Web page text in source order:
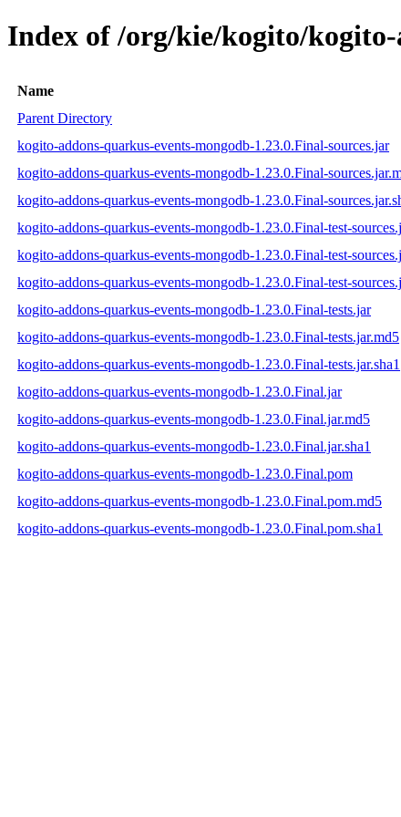
Index of /org/kie/kogito/
Name
Parent Directory
kogito-addons-quarkus-events-mongodb-1.23.0.Final-sources.jar
kogito-addons-quarkus-events-mongodb-1.23.0.Final-
kogito-addons-quarkus-events-mongodb-1.23.0.Final-
kogito-addons-quarkus-events-mongodb-1.23.0.Final-test-
kogito-addons-quarkus-events-mongodb-1.23.0.Final-test-
kogito-addons-quarkus-events-mongodb-1.23.0.Final-test-
kogito-addons-quarkus-events-mongodb-1.23.0.Final-tests.jar
kogito-addons-quarkus-events-mongodb-1.23.0.Final-tests.jar.md5
kogito-addons-quarkus-events-mongodb-1.23.0.Final-tests.jar.sha1
kogito-addons-quarkus-events-mongodb-1.23.0.Final.jar
kogito-addons-quarkus-events-mongodb-1.23.0.Final.jar.md5
kogito-addons-quarkus-events-mongodb-1.23.0.Final.jar.sha1
kogito-addons-quarkus-events-mongodb-1.23.0.Final.pom
kogito-addons-quarkus-events-mongodb-1.23.0.Final.pom.md5
kogito-addons-quarkus-events-mongodb-1.23.0.Final.pom.sha1